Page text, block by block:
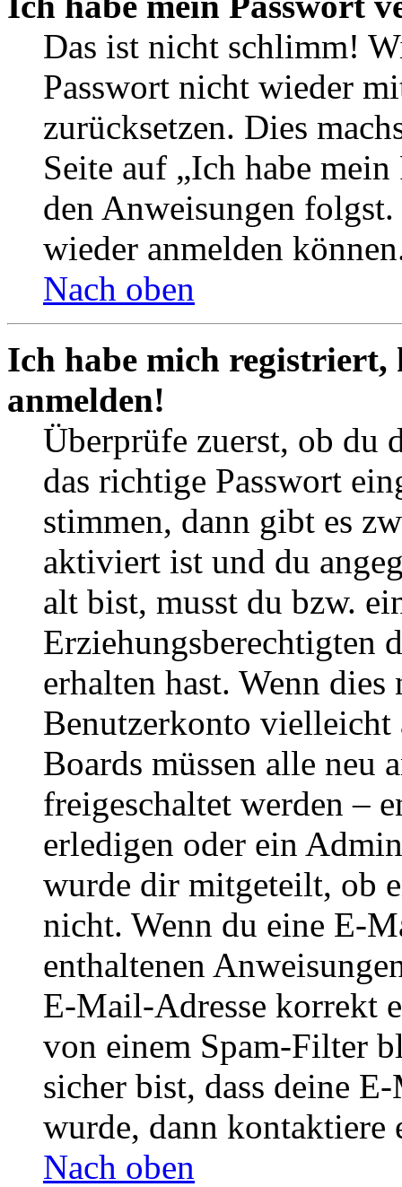
Das ist nicht schlimm!
Passwort nicht wieder
zurücksetzen. Dies
Seite auf „Ich habe
den Anweisungen
wieder anmelden
Nach oben
Ich habe mich
anmelden!
Überprüfe zuerst, ob du
das richtige Passwort
stimmen, dann gibt es
aktiviert ist und du
alt bist, musst du bzw.
Erziehungsberechtigten
erhalten hast. Wenn
Benutzerkonto
Boards müssen alle neu
freigeschaltet werden –
erledigen oder ein
wurde dir mitgeteilt, ob
nicht. Wenn du eine E-
enthaltenen
E-Mail-Adresse korrekt
von einem Spam-Filter
sicher bist, dass deine
wurde, dann kontaktiere
Nach oben